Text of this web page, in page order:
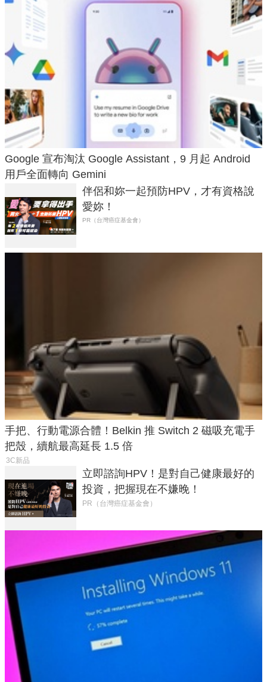
Google 宣布淘汰 Google Assistant，9 月起 Android
用戶全面轉向 Gemini
伴侶和妳一起預防HPV，才有資格說
愛妳！
PR（台灣癌症基金會）
手把、行動電源合體！Belkin 推 Switch 2 磁吸充電手
把殼，續航最高延長 1.5 倍
3C新品
立即諮詢HPV！是對自己健康最好的
投資，把握現在不嫌晚！
PR（台灣癌症基金會）